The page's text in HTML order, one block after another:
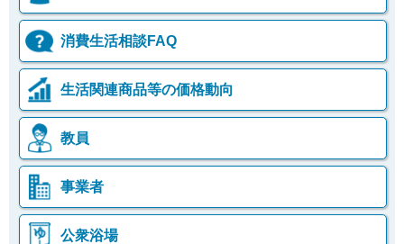
消費生活相談FAQ
生活関連商品等の価格動向
教員
事業者
公衆浴場